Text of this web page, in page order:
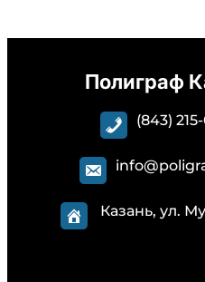
Полиграф
(843)
Казань, ул.